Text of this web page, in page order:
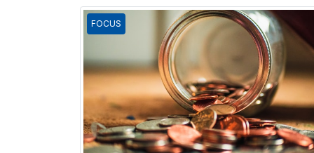
FOCUS